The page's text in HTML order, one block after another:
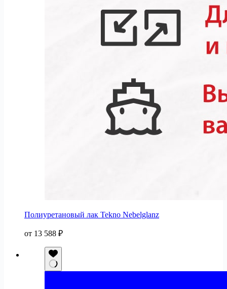
Полиуретановый лак Tekno Nebelglanz
от 13 588 ₽